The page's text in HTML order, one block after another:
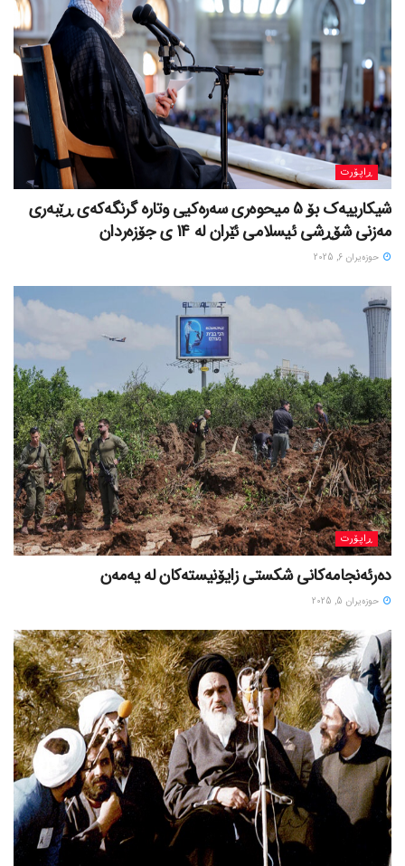
ڕاپۆرت
شیکارییەک بۆ 5 میحوەری سەرەکیی وتارە گرنگەکەی ڕێبەری
مەزنی شۆڕشی ئیسلامی ئێران لە 14 ی جۆزەردان
حوزه‌یران 6, 2025
ڕاپۆرت
دەرئەنجامەکانی شکستی زایۆنیستەکان لە یەمەن
حوزه‌یران 5, 2025